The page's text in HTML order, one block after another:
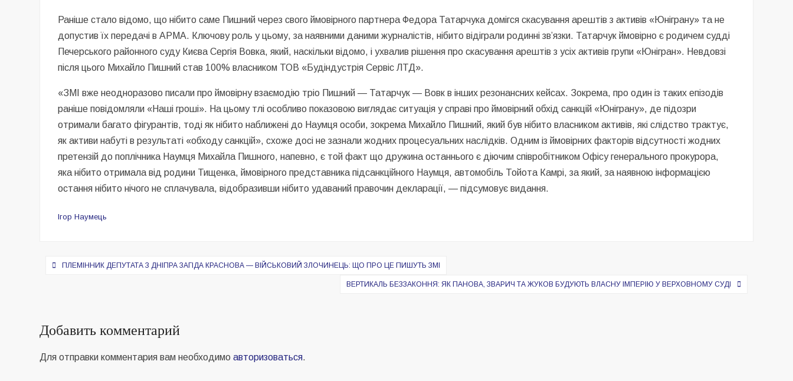
Раніше стало відомо, що нібито саме Пишний через свого ймовірного партнера Федора Татарчука домігся скасування арештів з активів «Юніграну» та не
допустив їх передачі в АРМА. Ключову роль у цьому, за наявними даними журналістів, нібито відіграли родинні зв’язки. Татарчук ймовірно є родичем судді
Печерського районного суду Києва Сергія Вовка, який, наскільки відомо, і ухвалив рішення про скасування арештів з усіх активів групи «Юнігран». Невдовзі
після цього Михайло Пишний став 100% власником ТОВ «Будіндустрія Сервіс ЛТД».
«ЗМІ вже неодноразово писали про ймовірну взаємодію тріо Пишний — Татарчук — Вовк в інших резонансних кейсах. Зокрема, про один із таких епізодів
раніше повідомляли «Наші гроші». На цьому тлі особливо показовою виглядає ситуація у справі про ймовірний обхід санкцій «Юніграну», де підозри
отримали багато фігурантів, тоді як нібито наближені до Наумця особи, зокрема Михайло Пишний, який був нібито власником активів, які слідство трактує,
як активи набуті в результаті «обходу санкцій», схоже досі не зазнали жодних процесуальних наслідків. Одним із ймовірних факторів відсутності жодних
претензій до поплічника Наумця Михайла Пишного, напевно, є той факт що дружина останнього є діючим співробітником Офісу генерального прокурора,
яка нібито отримала від родини Тищенка, ймовірного представника підсанкційного Наумця, автомобіль Тойота Камрі, за який, за наявною інформацією
остання нібито нічого не сплачувала, відобразивши нібито удаваний правочин декларації, — підсумовує видання.
Ігор Наумець
Навигация
ПЛЕМІННИК ДЕПУТАТА З ДНІПРА ЗАГІДА КРАСНОВА — ВІЙСЬКОВИЙ ЗЛОЧИНЕЦЬ: ЩО ПРО ЦЕ ПИШУТЬ ЗМІ
ВЕРТИКАЛЬ БЕЗЗАКОННЯ: ЯК ПАНОВА, ЗВАРИЧ ТА ЖУКОВ БУДУЮТЬ ВЛАСНУ ІМПЕРІЮ У ВЕРХОВНОМУ СУДІ
Добавить комментарий
Для отправки комментария вам необходимоавторизоваться.